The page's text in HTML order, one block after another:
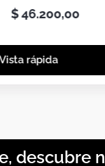
$46.200,00